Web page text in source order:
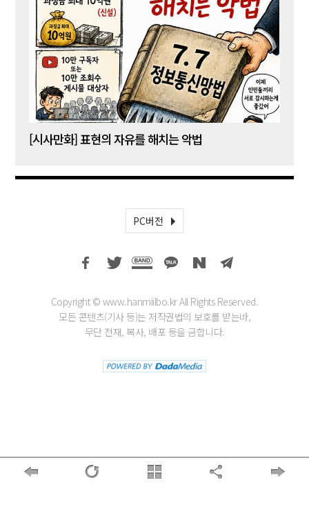
[시사만화] 표현의 자유를 해치는 악법
PC버전
Copyright © www.hanmiilbo.kr All Rights Reserved.
모든 콘텐츠(기사 등)는 저작권법의 보호를 받는바,
무단 전재, 복사, 배포 등을 금합니다.